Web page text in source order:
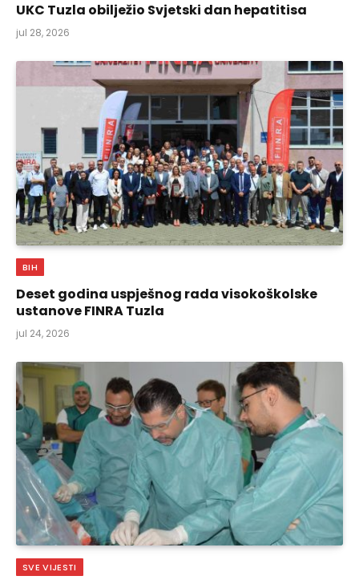
UKC Tuzla obilježio Svjetski dan hepatitisa
jul 28, 2026
BIH
Deset godina uspješnog rada visokoškolske
ustanove FINRA Tuzla
jul 24, 2026
SVE VIJESTI